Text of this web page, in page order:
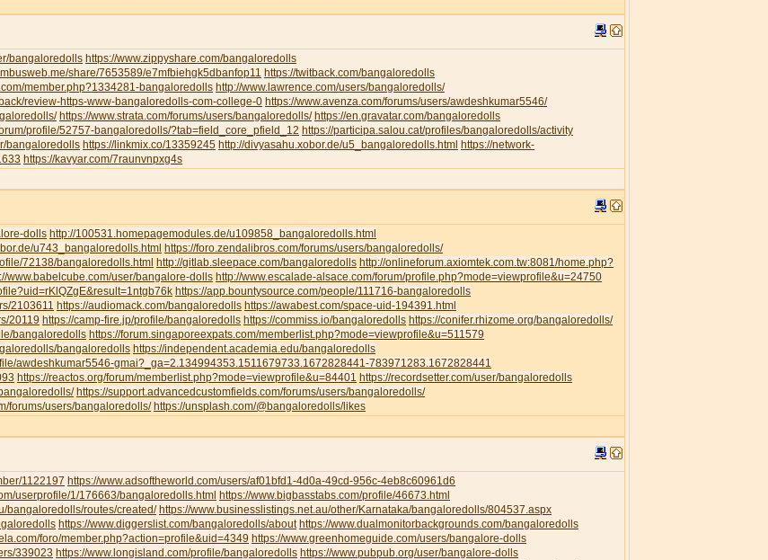
bangaloredolls https://www.zippyshare.com/bangaloredolls
share/7653589/e7mfbiehgk5dbanfop11 https://twitback.com/bangaloredolls
member.php?1334281-bangaloredolls http://www.lawrence.com/users/bangaloredolls/
review-https-www-bangaloredolls-com-college-0 https://www.avenza.com/forums/users/awdeshkumar5546/
https://www.strata.com/forums/users/bangaloredolls/ https://en.gravatar.com/bangaloredolls
profile/52757-bangaloredolls/?tab=field_core_pfield_12 https://participa.salou.cat/profiles/bangaloredolls/activity
bangaloredolls https://linkmix.co/13359245 http://divyasahu.xobor.de/u5_bangaloredolls.html https://network-
https://kavyar.com/7raunvnpxg4s
dolls http://100531.homepagemodules.de/u109858_bangaloredolls.html
u743_bangaloredolls.html https://foro.zendalibros.com/forums/users/bangaloredolls/
72138/bangaloredolls.html http://gitlab.sleepace.com/bangaloredolls http://onlineforum.axiomtek.com.tw:8081/home.php?
www.babelcube.com/user/bangalore-dolls http://www.escalade-alsace.com/forum/profile.php?mode=viewprofile&u=24750
https://app.bountysource.com/people/111716-bangaloredolls
2103611 https://audiomack.com/bangaloredolls https://awabest.com/space-uid-194391.html
20119 https://camp-fire.jp/profile/bangaloredolls https://commiss.io/bangaloredolls https://conifer.rhizome.org/bangaloredolls/
bangaloredolls https://forum.singaporeexpats.com/memberlist.php?mode=viewprofile&u=511579
bangaloredolls https://independent.academia.edu/bangaloredolls
awdeshkumar5546-gmai?_ga=2.134994353.1511679733.1672828441-783971283.1672828441
https://reactos.org/forum/memberlist.php?mode=viewprofile&u=84401 https://recordsetter.com/user/bangaloredolls
https://support.advancedcustomfields.com/forums/users/bangaloredolls/
forums/users/bangaloredolls/ https://unsplash.com/@bangaloredolls/likes
1122197 https://www.adsoftheworld.com/users/af01bfd1-4d0a-49cd-956c-4eb8c60961d6
userprofile/1/176663/bangaloredolls.html https://www.bigbasstabs.com/profile/46673.html
bangaloredolls/routes/created/ https://www.businesslistings.net.au/other/Karnataka/bangaloredolls/804537.aspx
https://www.diggerslist.com/bangaloredolls/about https://www.dualmonitorbackgrounds.com/bangaloredolls
foro/member.php?action=profile&uid=4349 https://www.greenhomeguide.com/users/bangalore-dolls
339023 https://www.longisland.com/profile/bangaloredolls https://www.pubpub.org/user/bangalore-dolls